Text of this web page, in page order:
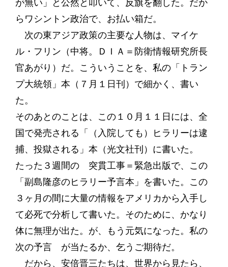
が無い」と公然と叩いて、反旗を翻した。だか
らワシントン政治で、お払い箱だ。
次の東アジア政策の主要な人物は、マイケ
ル・フリン（中将。ＤＩＡ＝防衛情報研究所長
官あがり）だ。こういうことを、私の「トラン
プ大統領」本（７月１日刊）で細かく、書い
た。
そのあとのことは、この１０月１１日には、全
国で発売される「（入院しても）ヒラリーは逮
捕、投獄される」本（光文社刊）に書いた。
たった３週間の 突貫工事＝緊急出版で、この
「副島隆彦のヒラリー予言本」を書いた。この
３ヶ月の間に大量の情報をアメリカから入手し
て必死で分析して書いた。そのために、かなり
体に無理が出た。が、もう元気になった。私の
次の予言 が当たるか、乞うご期待だ。
だから、安倍晋三たちは、世界から見たら、